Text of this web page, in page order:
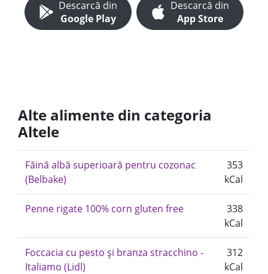
Descarcă din
Google Play
Descarcă din
App Store
Alte alimente din categoria
Altele
Făină albă superioară pentru cozonac
(Belbake)
353
kCal
Penne rigate 100% corn gluten free
338
kCal
Foccacia cu pesto și branza stracchino -
Italiamo (Lidl)
312
kCal